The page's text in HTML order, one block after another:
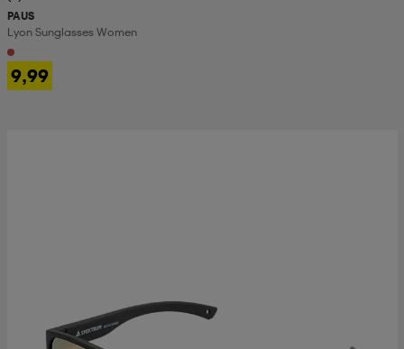
PAUS
Lyon Sunglasses Women
9,99